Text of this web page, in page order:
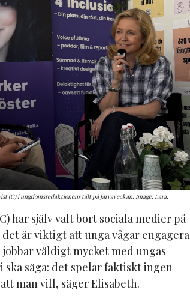
(C) i ungdomsredaktionens tält på Järvaveckan. Image: Lara.
har själv valt bort sociala medier på
är viktigt att unga vågar engagera
väldigt mycket med ungas
ska säga: det spelar faktiskt ingen
man vill, säger Elisabeth.